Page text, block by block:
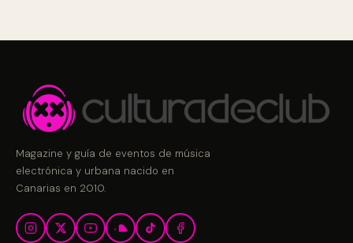
Magazine y guía de eventos de música
electrónica y urbana nacido en
Canarias en 2010.